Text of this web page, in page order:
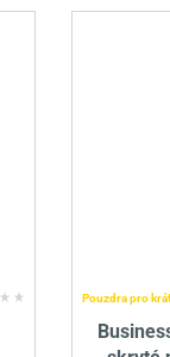
Pouzdra pro